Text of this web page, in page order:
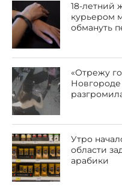
18-летний
курьером
обмануть
«Отрежу
Новгороде
Утро
области
арабики